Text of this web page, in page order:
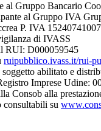
al Gruppo Bancario
al Gruppo IVA
P. IVA 15240741007
di IVASS
RUI: D000059545
ruipubblico.ivass.it/rui-
abilitato e
Imprese Udine:
Consob alla
consultabili su